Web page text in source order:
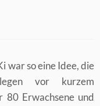
war so eine Idee, die
vor kurzem
Erwachsene und